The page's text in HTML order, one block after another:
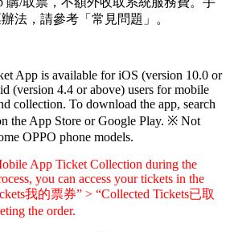
法，請參考「常見問題」。
App is available for iOS (version 10.0 or
(version 4.4 or above) users for mobile
collection. To download the app, search
the App Store or Google Play. ※ Not
OPPO phone models.
App Ticket Collection during the
you can access your tickets in the
我的票券” > “Collected Tickets已取
the order.